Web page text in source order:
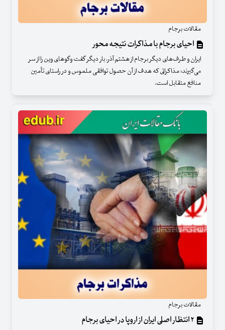
مقالات برجام
احیای برجام با مذاکرات نتیجه محور
ایران و طرف‌های دیگر برجام از هشتم آذر، بار دیگر گفت وگوهای وین را از سر
می‌گیرند؛ مذاکراتی که هدف از آن حصول توافقی ملموس و در راستای تأمین
منافع متقابل است.
مقالات برجام